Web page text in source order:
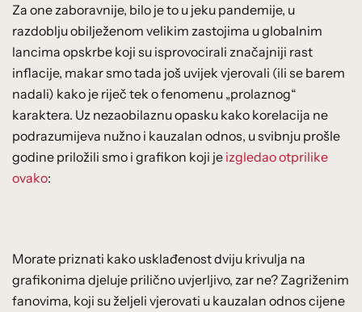
Za one zaboravnije, bilo je to u jeku pandemije, u
razdoblju obilježenom velikim zastojima u globalnim
lancima opskrbe koji su isprovocirali značajniji rast
inflacije, makar smo tada još uvijek vjerovali (ili se barem
nadali) kako je riječ tek o fenomenu „prolaznog“
karaktera. Uz nezaobilaznu opasku kako korelacija ne
podrazumijeva nužno i kauzalan odnos, u svibnju prošle
godine priložili smo i grafikon koji je izgledao otprilike
ovako:
Morate priznati kako usklađenost dviju krivulja na
grafikonima djeluje prilično uvjerljivo, zar ne? Zagriženim
fanovima, koji su željeli vjerovati u kauzalan odnos cijene